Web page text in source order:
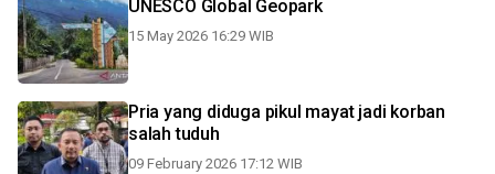
UNESCO Global Geopark
15 May 2026 16:29 WIB
Pria yang diduga pikul mayat jadi korban
salah tuduh
09 February 2026 17:12 WIB